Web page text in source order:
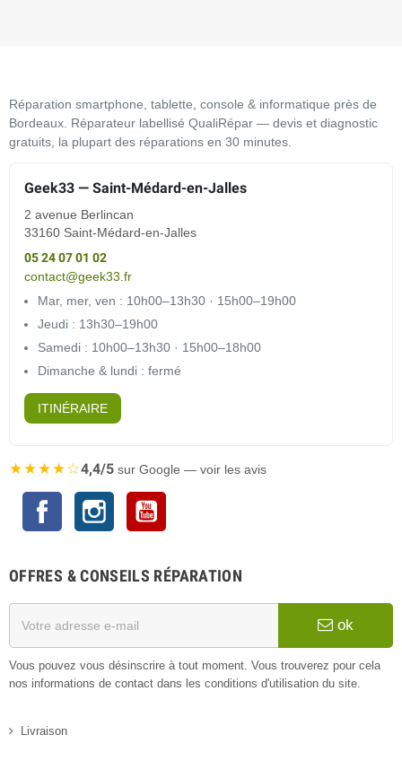
Réparation smartphone, tablette, console & informatique près de
Bordeaux. Réparateur labellisé QualiRépar — devis et diagnostic
gratuits, la plupart des réparations en 30 minutes.
Geek33 — Saint-Médard-en-Jalles
2 avenue Berlincan
33160 Saint-Médard-en-Jalles
05 24 07 01 02
contact@geek33.fr
Mar, mer, ven : 10h00–13h30 · 15h00–19h00
Jeudi : 13h30–19h00
Samedi : 10h00–13h30 · 15h00–18h00
Dimanche & lundi : fermé
ITINÉRAIRE
★★★★☆4,4/5 sur Google — voir les avis
Facebook Instagram
OFFRES & CONSEILS RÉPARATION
ok
Vous pouvez vous désinscrire à tout moment. Vous trouverez pour cela
nos informations de contact dans les conditions d'utilisation du site.
Livraison